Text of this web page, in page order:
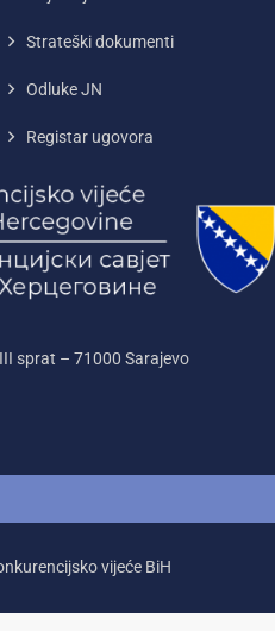
Strateški dokumenti
Odluke JN
Registar ugovora
sprat – 71000‌ Sarajevo
vijeće BiH